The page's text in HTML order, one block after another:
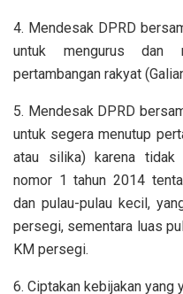
4. Mendesak DPRD
untuk mengurus dan
pertambangan rakyat
5. Mendesak DPRD
untuk segera menutup
atau silika) karena tidak
nomor 1 tahun 2014
dan pulau-pulau kecil,
persegi, sementara luas
KM persegi.
6. Ciptakan kebijakan yang